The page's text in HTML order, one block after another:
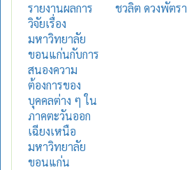
รายงานผลการ
วิจัยเรื่อง
มหาวิทยาลัย
ขอนแก่นกับการ
สนองความ
ต้องการของ
บุคคลต่าง ๆ ใน
ภาคตะวันออก
เฉียงเหนือ
มหาวิทยาลัย
ขอนแก่น
ชวลิต ดวงพัตรา